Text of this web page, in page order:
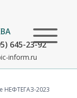
645-23-92
inform.ru
НЕФТЕГАЗ-2023